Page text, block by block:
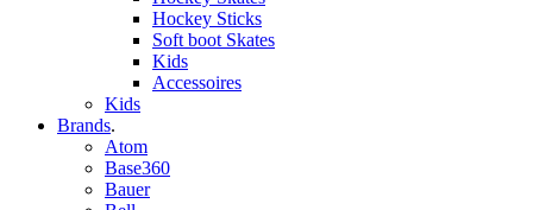
Hockey Sticks
Soft boot Skates
Kids
Accessoires
Kids
Brands.
Atom
Base360
Bauer